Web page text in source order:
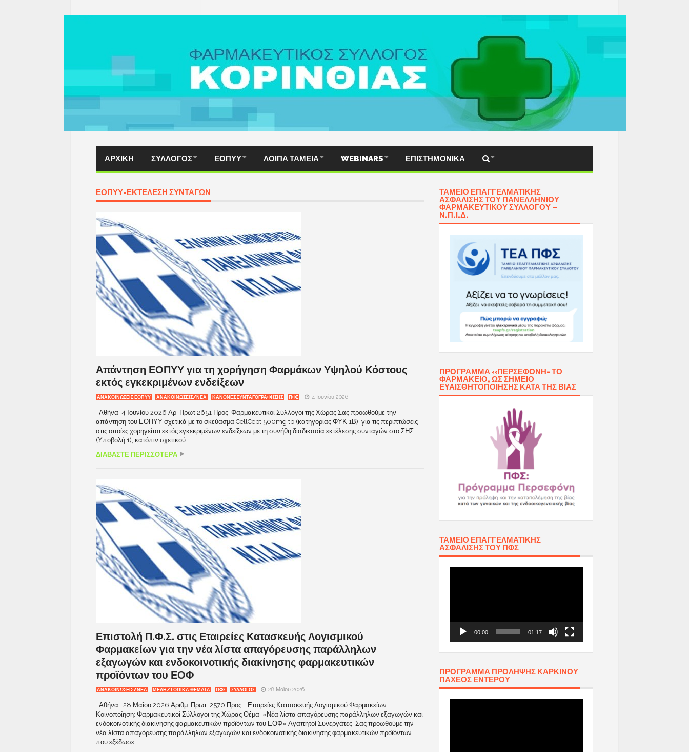
ΑΡΧΙΚΗ ΣΥΛΛΟΓΟΣ ΕΟΠΥΥ ΛΟΙΠΆ ΤΑΜΕΊΑ WEBINARS ΕΠΙΣΤΗΜΟΝΙΚΆ
ΕΟΠΥΥ-ΕΚΤΈΛΕΣΗ ΣΥΝΤΑΓΏΝ
Απάντηση ΕΟΠΥΥ για τη χορήγηση Φαρμάκων Υψηλού Κόστους
εκτός εγκεκριμένων ενδείξεων
ΑΝΑΚΟΙΝΏΣΕΙΣ ΕΟΠΥΥ ΑΝΑΚΟΙΝΩΣΕΙΣ/ΝΕΑ ΚΑΝΟΝΕΣ ΣΥΝΤΑΓΟΓΡΑΦΗΣΗΣ ΠΦΣ 4 Ιουνίου 2026
Αθήνα, 4 Ιουνίου 2026 Αρ. Πρωτ.2651 Προς: Φαρμακευτικοί Σύλλογοι της Χώρας Σας προωθούμε την
απάντηση του ΕΟΠΥΥ σχετικά με το σκεύασμα CellCept 500mg tb (κατηγορίας ΦΥΚ 1Β), για τις περιπτώσεις
στις οποίες χορηγείται εκτός εγκεκριμένων ενδείξεων με τη συνήθη διαδικασία εκτέλεσης συνταγών στο ΣΗΣ
(Υποβολή 1), κατόπιν σχετικού...
ΔΙΑΒΑΣΤΕ ΠΕΡΙΣΣΟΤΕΡΑ
Επιστολή Π.Φ.Σ. στις Εταιρείες Κατασκευής Λογισμικού
Φαρμακείων για την νέα λίστα απαγόρευσης παράλληλων
εξαγωγών και ενδοκοινοτικής διακίνησης φαρμακευτικών
προϊόντων του ΕΟΦ
ΑΝΑΚΟΙΝΩΣΕΙΣ/ΝΕΑ ΜΕΛΗ/ΤΟΠΙΚΑ ΘΕΜΑΤΑ ΠΦΣ ΣΥΛΛΟΓΟΣ 28 Μαΐου 2026
Αθήνα, 28 Μαΐου 2026 Αριθμ. Πρωτ. 2570 Προς : Εταιρείες Κατασκευής Λογισμικού Φαρμακείων
Κοινοποίηση: Φαρμακευτικοί Σύλλογοι της Χώρας Θέμα: «Νέα λίστα απαγόρευσης παράλληλων εξαγωγών και
ενδοκοινοτικής διακίνησης φαρμακευτικών προϊόντων του ΕΟΦ» Αγαπητοί Συνεργάτες, Σας προωθούμε την
νέα λίστα απαγόρευσης παράλληλων εξαγωγών και ενδοκοινοτικής διακίνησης φαρμακευτικών προϊόντων
που εξέδωσε...
ΤΑΜΕΊΟ ΕΠΑΓΓΕΛΜΑΤΙΚΉΣ
ΑΣΦΆΛΙΣΗΣ ΤΟΥ ΠΑΝΕΛΛΗΝΊΟΥ
ΦΑΡΜΑΚΕΥΤΙΚΟΎ ΣΥΛΛΌΓΟΥ –
Ν.Π.Ι.Δ.
ΠΡΌΓΡΑΜΜΑ «ΠΕΡΣΕΦΌΝΗ- ΤΟ
ΦΑΡΜΑΚΕΊΟ, ΩΣ ΣΗΜΕΊΟ
ΕΥΑΙΣΘΗΤΟΠΟΊΗΣΗΣ ΚΑΤΆ ΤΗΣ ΒΊΑΣ
ΤΑΜΕΊΟ ΕΠΑΓΓΕΛΜΑΤΙΚΉΣ
ΑΣΦΆΛΙΣΗΣ ΤΟΥ ΠΦΣ
00:00 01:17
ΠΡΟΓΡΑΜΜΑ ΠΡΟΛΗΨΗΣ ΚΑΡΚΙΝΟΥ
ΠΑΧΕΟΣ ΕΝΤΕΡΟΥ